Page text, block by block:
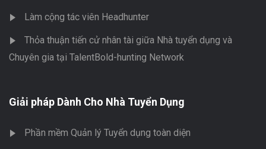
Làm cộng tác viên Headhunter
Thỏa thuận tiến cử nhân tài giữa Nhà tuyển dụng và
Chuyên gia tại TalentBold-hunting Network
Giải pháp Dành Cho Nhà Tuyển Dụng
Phần mềm Quản lý Tuyển dụng toàn diện